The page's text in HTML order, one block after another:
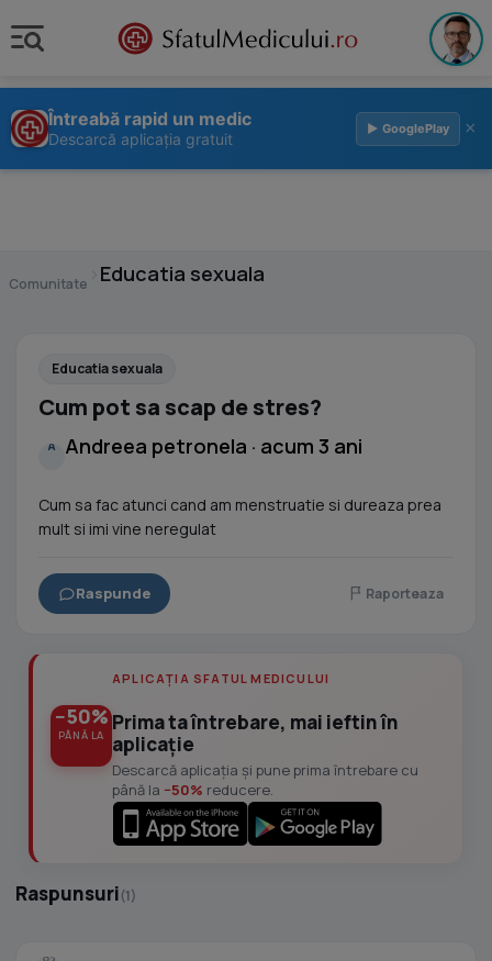
Întreabă rapid un medic
Descarcă aplicația gratuit
▶ GooglePlay ×
Comunitate Educatia sexuala
Educatia sexuala
Cum pot sa scap de stres?
A Andreea petronela · acum 3 ani
Cum sa fac atunci cand am menstruatie si dureaza prea
mult si imi vine neregulat
Raspunde Raporteaza
−50%
PÂNĂ LA
APLICAȚIA SFATUL MEDICULUI
Prima ta întrebare, mai ieftin în
aplicație
Descarcă aplicația și pune prima întrebare cu
până la −50% reducere.
Raspunsuri(1)